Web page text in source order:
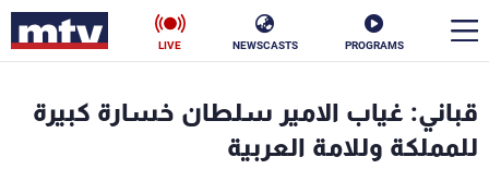
PROGRAMS
NEWSCASTS
LIVE
قباني: غياب الامير سلطان خسارة كبيرة
للمملكة وللامة العربية
الأخبار